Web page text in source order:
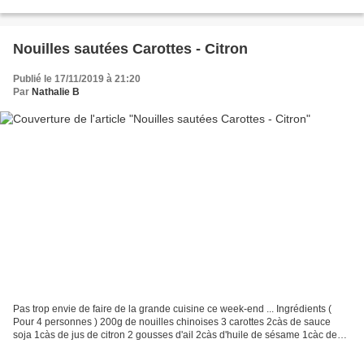
Nouilles sautées Carottes - Citron
Publié le 17/11/2019 à 21:20
Par Nathalie B
Pas trop envie de faire de la grande cuisine ce week-end ... Ingrédients (
Pour 4 personnes ) 200g de nouilles chinoises 3 carottes 2càs de sauce
soja 1càs de jus de citron 2 gousses d'ail 2càs d'huile de sésame 1càc de